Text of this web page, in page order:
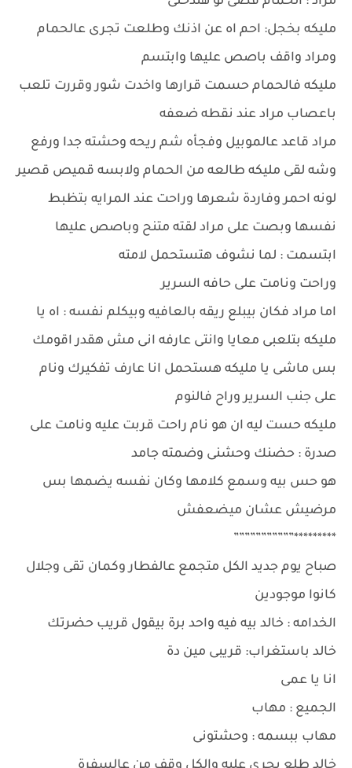
مليكه بخجل: احم اه عن اذنك وطلعت تجرى عالحمام
ومراد واقف باصص عليها وابتسم
مليكه فالحمام حسمت قرارها واخدت شور وقررت تلعب
باعصاب مراد عند نقطه ضعفه
مراد قاعد عالموبيل وفجأه شم ريحه وحشته جدا ورفع
وشه لقى مليكه طالعه من الحمام ولابسه قميص قصير
لونه احمر وفاردة شعرها وراحت عند المرايه بتظبط
نفسها وبصت على مراد لقته متنح وباصص عليها
ابتسمت : لما نشوف هتستحمل لامته
وراحت ونامت على حافه السرير
اما مراد فكان بيبلع ريقه بالعافيه وبيكلم نفسه : اه يا
مليكه بتلعبى معايا وانتى عارفه انى مش هقدر اقومك
بس ماشى يا مليكه هستحمل انا عارف تفكيرك ونام
على جنب السرير وراح فالنوم
مليكه حست ليه ان هو نام راحت قربت عليه ونامت على
صدرة : حضنك وحشنى وضمته جامد
هو حس بيه وسمع كلامها وكان نفسه يضمها بس
مرضيش عشان ميضعفش
*********”””””””””””
صباح يوم جديد الكل متجمع عالفطار وكمان تقى وجلال
كانوا موجودين
الخدامه : خالد بيه فيه واحد برة بيقول قريب حضرتك
خالد باستغراب: قريبى مين دة
انا يا عمى
الجميع : مهاب
مهاب ببسمه : وحشتونى